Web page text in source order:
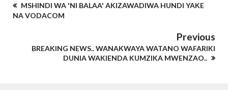
MSHINDI WA 'NI BALAA' AKIZAWADIWA HUNDI YAKE
NA VODACOM
Previous
BREAKING NEWS.. WANAKWAYA WATANO WAFARIKI
DUNIA WAKIENDA KUMZIKA MWENZAO..